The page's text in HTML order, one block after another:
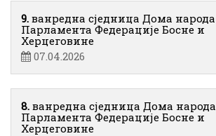
9. ванредна сједница Дома народа
Парламента Федерације Босне и
Херцеговине
07.04.2026
8. ванредна сједница Дома народа
Парламента Федерације Босне и
Херцеговине